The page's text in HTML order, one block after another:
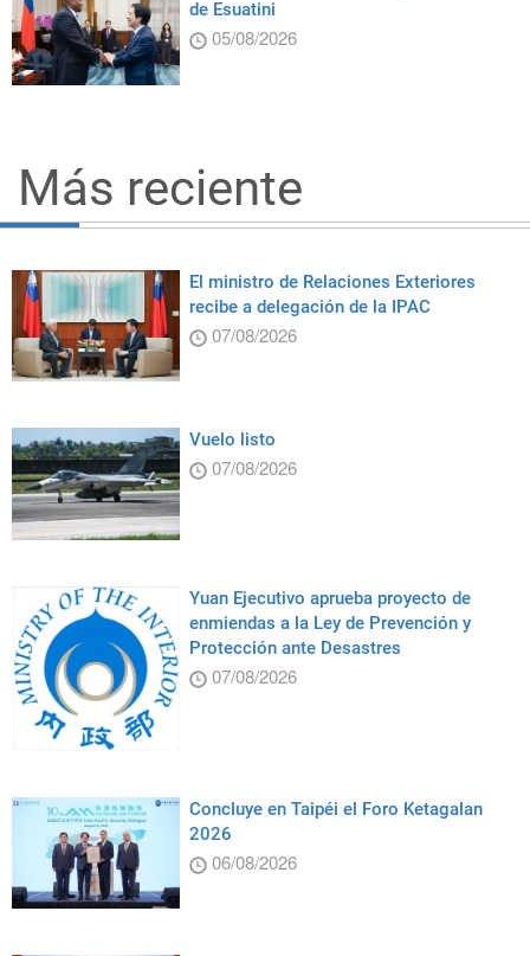
de Esuatini
05/08/2026
Más reciente
El ministro de Relaciones Exteriores
recibe a delegación de la IPAC
07/08/2026
Vuelo listo
07/08/2026
Yuan Ejecutivo aprueba proyecto de
enmiendas a la Ley de Prevención y
Protección ante Desastres
07/08/2026
Concluye en Taipéi el Foro Ketagalan
2026
06/08/2026